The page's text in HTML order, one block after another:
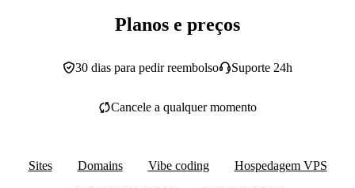
Planos e preços
30 dias para pedir reembolso Suporte 24h
Cancele a qualquer momento
Sites Domains Vibe coding
Hospedagem VPS